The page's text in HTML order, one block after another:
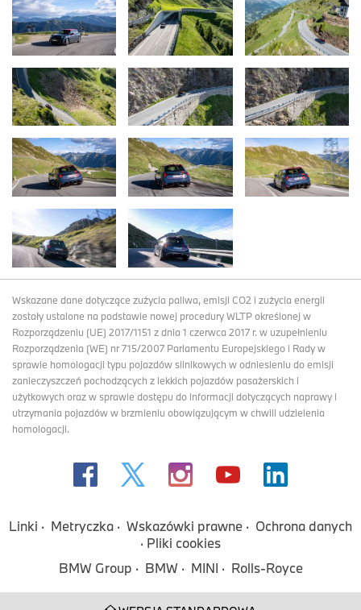
Wskazane dane dotyczące zużycia paliwa, emisji CO2 i zużycia energii
zostały ustalone na podstawie nowej procedury WLTP określonej w
Rozporządzeniu (UE) 2017/1151 z dnia 1 czerwca 2017 r. w uzupełnieniu
Rozporządzenia (WE) nr 715/2007 Parlamentu Europejskiego i Rady w
sprawie homologacji typu pojazdów silnikowych w odniesieniu do emisji
zanieczyszczeń pochodzących z lekkich pojazdów pasażerskich i
użytkowych oraz w sprawie dostępu do informacji dotyczących naprawy i
utrzymania pojazdów w brzmieniu obowiązującym w chwili udzielenia
homologacji.
Linki Metryczka Wskazówki prawne
Ochrona danych
Pliki cookies
BMW Group
BMW MINI Rolls-Royce